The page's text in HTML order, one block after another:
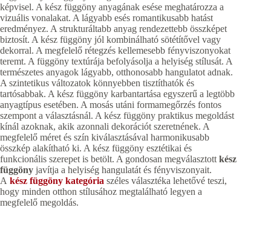
képvisel. A kész függöny anyagának esése meghatározza a
vizuális vonalakat. A lágyabb esés romantikusabb hatást
eredményez. A strukturáltabb anyag rendezettebb összképet
biztosít. A kész függöny jól kombinálható sötétítővel vagy
dekorral. A megfelelő rétegzés kellemesebb fényviszonyokat
teremt. A függöny textúrája befolyásolja a helyiség stílusát. A
természetes anyagok lágyabb, otthonosabb hangulatot adnak.
A szintetikus változatok könnyebben tisztíthatók és
tartósabbak. A kész függöny karbantartása egyszerű a legtöbb
anyagtípus esetében. A mosás utáni formamegőrzés fontos
szempont a választásnál. A kész függöny praktikus megoldást
kínál azoknak, akik azonnali dekorációt szeretnének. A
megfelelő méret és szín kiválasztásával harmonikusabb
összkép alakítható ki. A kész függöny esztétikai és
funkcionális szerepet is betölt. A gondosan megválasztottkész
függöny javítja a helyiség hangulatát és fényviszonyait.
A kész függöny kategória széles választéka lehetővé teszi,
hogy minden otthon stílusához megtalálható legyen a
megfelelő megoldás.